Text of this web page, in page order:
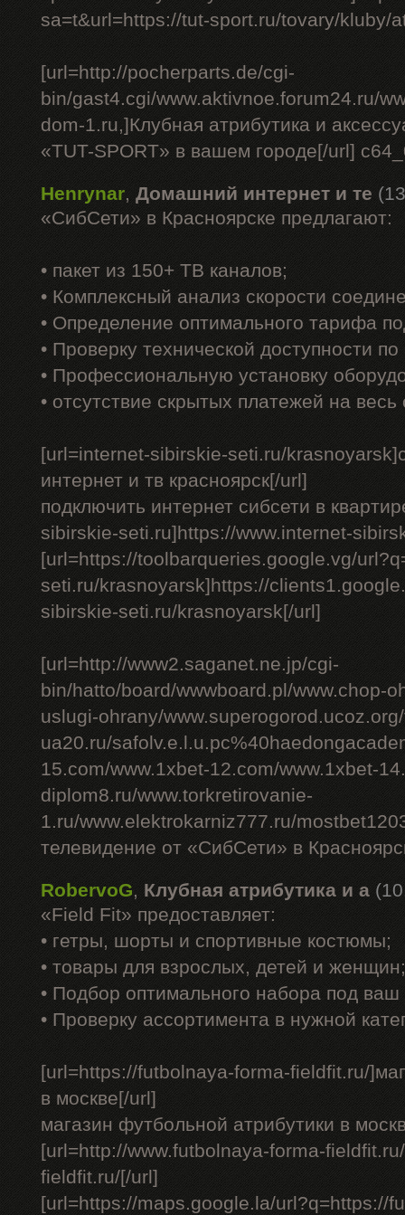
sa=t&url=https://tut-sport.ru/tovary/kluby/
[url=http://pocherparts.de/cgi-
bin/gast4.cgi/www.aktivnoe.forum24.ru/
dom-1.ru,]Клубная атрибутика и
«TUT-SPORT» в вашем городе[/url]
Henrynar, Домашний интернет и те
«СибСети» в Красноярске предлагают:
• пакет из 150+ ТВ каналов;
• Комплексный анализ скорости
• Определение оптимального тарифа
• Проверку технической доступности
• Профессиональную установку
• отсутствие скрытых платежей на
[url=internet-sibirskie-seti.ru/
интернет и тв красноярск[/url]
подключить интернет сибсети в
sibirskie-seti.ru]https://www.internet-
[url=https://toolbarqueries.google.vg/
seti.ru/krasnoyarsk]https://
sibirskie-seti.ru/krasnoyarsk[/url]
[url=http://www2.saganet.ne.jp/cgi-
bin/hatto/board/wwwboard.pl/www.chop-
uslugi-ohrany/
ua20.ru/
15.com/www.1xbet-12.com/www.1xbet-
diplom8.ru/www.torkretirovanie-
1.ru/www.elektrokarniz777.ru/
телевидение от «СибСети» в
RobervoG, Клубная атрибутика и а
«Field Fit» предоставляет:
• гетры, шорты и спортивные костюмы;
• товары для взрослых, детей и женщин;
• Подбор оптимального набора под
• Проверку ассортимента в нужной
[url=https://futbolnaya-forma-fieldfit.ru/
в москве[/url]
магазин футбольной атрибутики в
[url=http://www.futbolnaya-forma-
fieldfit.ru/[/url]
[url=https://maps.google.la/url?q=https://